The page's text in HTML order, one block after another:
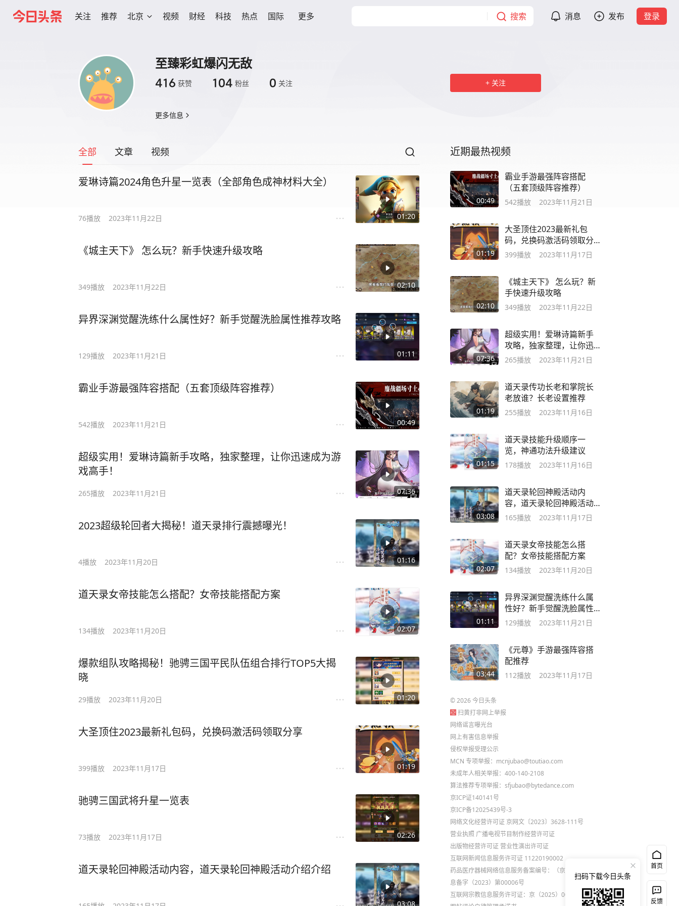
关注 推荐 北京 视频 财经 科技 热点 国际 更多 搜索 消息 发布 登录
至臻彩虹爆闪无敌
416 获赞 104 粉丝 0 关注
更多信息
关注
全部 文章 视频
01:20
爱琳诗篇2024角色升星一览表（全部角色成神材料大全）
76播放 2023年11月22日
02:10
《城主天下》 怎么玩？新手快速升级攻略
349播放 2023年11月22日
01:11
异界深渊觉醒洗练什么属性好？新手觉醒洗脸属性推荐攻略
129播放 2023年11月21日
00:49
霸业手游最强阵容搭配（五套顶级阵容推荐）
542播放 2023年11月21日
07:36
超级实用！爱琳诗篇新手攻略，独家整理，让你迅速成为游
戏高手！
265播放 2023年11月21日
01:16
2023超级轮回者大揭秘！道天录排行震撼曝光！
4播放 2023年11月20日
02:07
道天录女帝技能怎么搭配？女帝技能搭配方案
134播放 2023年11月20日
01:20
爆款组队攻略揭秘！驰骋三国平民队伍组合排行TOP5大揭
晓
29播放 2023年11月20日
01:19
大圣顶住2023最新礼包码，兑换码激活码领取分享
399播放 2023年11月17日
02:26
驰骋三国武将升星一览表
73播放 2023年11月17日
03:08
道天录轮回神殿活动内容，道天录轮回神殿活动介绍介绍
近期最热视频
00:49
霸业手游最强阵容搭配
（五套顶级阵容推荐）
542播放 2023年11月21日
01:19
大圣顶住2023最新礼包
码，兑换码激活码领取分
享
399播放 2023年11月17日
02:10
《城主天下》 怎么玩？新
手快速升级攻略
349播放 2023年11月22日
07:36
超级实用！爱琳诗篇新手
攻略，独家整理，让你迅
速成为游戏高手！
265播放 2023年11月21日
01:19
道天录传功长老和掌院长
老放谁？长老设置推荐
255播放 2023年11月16日
01:15
道天录技能升级顺序一
览，神通功法升级建议
178播放 2023年11月16日
03:08
道天录轮回神殿活动内
容，道天录轮回神殿活动
介绍介绍
165播放 2023年11月17日
02:07
道天录女帝技能怎么搭
配？女帝技能搭配方案
134播放 2023年11月20日
01:11
异界深渊觉醒洗练什么属
性好？新手觉醒洗脸属性
推荐攻略
129播放 2023年11月21日
03:44
《元尊》手游最强阵容搭
配推荐
112播放 2023年11月17日
©2026今日头条
扫黄打非网上举报
网络谣言曝光台
网上有害信息举报
侵权举报受理公示
MCN 专项举报：mcnjubao@toutiao.com
未成年人相关举报：400-140-2108
算法推荐专项举报：sfjubao@bytedance.com
京ICP证140141号
京ICP备12025439号-3
网络文化经营许可证 京网文〔2023〕3628-111号
营业执照 广播电视节目制作经营许可证
出版物经营许可证 营业性演出许可证
互联网新闻信息服务许可证 11220190002
药品医疗器械网络信息服务备案编号：（京）网药械信
息备字（2023）第00006号
互联网宗教信息服务许可证：京（2025）0000021
首页
反馈
扫码下载今日头条